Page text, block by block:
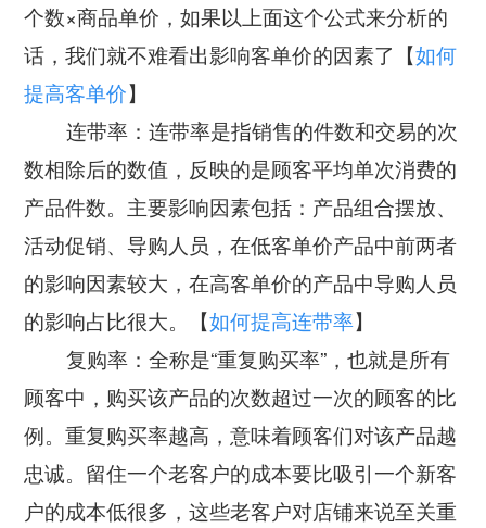
个数×商品单价，如果以上面这个公式来分析的
话，我们就不难看出影响客单价的因素了【如何
提高客单价】
连带率：连带率是指销售的件数和交易的次
数相除后的数值，反映的是顾客平均单次消费的
产品件数。主要影响因素包括：产品组合摆放、
活动促销、导购人员，在低客单价产品中前两者
的影响因素较大，在高客单价的产品中导购人员
的影响占比很大。【如何提高连带率】
复购率：全称是“重复购买率”，也就是所有
顾客中，购买该产品的次数超过一次的顾客的比
例。重复购买率越高，意味着顾客们对该产品越
忠诚。留住一个老客户的成本要比吸引一个新客
户的成本低很多，这些老客户对店铺来说至关重